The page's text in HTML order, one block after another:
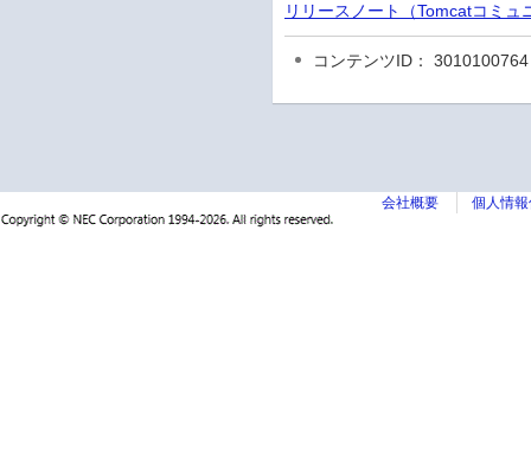
リリースノート（Tomcatコミ
コンテンツID： 3010100764
会社概要 個人情